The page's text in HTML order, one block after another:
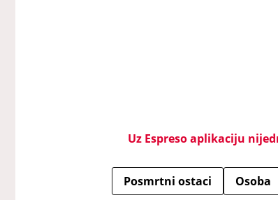
Uz Espreso aplikaciju
Posmrtni ostaci Osoba